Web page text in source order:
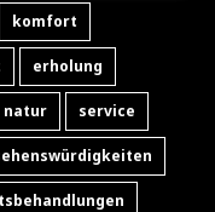
komfort
erholung
natur service